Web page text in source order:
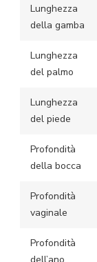
Lunghezza
della gamba
Lunghezza
del palmo
Lunghezza
del piede
Profondità
della bocca
Profondità
vaginale
Profondità
dell’ano